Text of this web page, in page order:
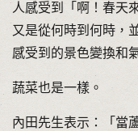
人感受到「啊！春天
又是從何時到何時，
感受到的景色變換和
蔬菜也是一樣。
內田先生表示：「當